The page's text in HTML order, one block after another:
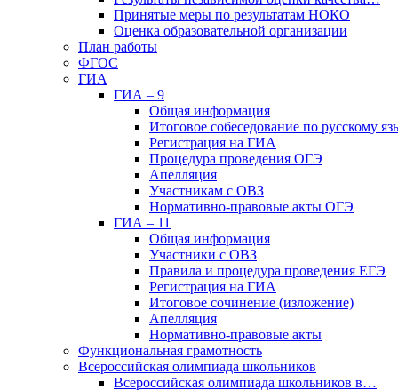
Принятые меры по результатам НОКО
Оценка образовательной организации
План работы
ФГОС
ГИА
ГИА – 9
Общая информация
Итоговое собеседование по русскому
Регистрация на ГИА
Процедура проведения ОГЭ
Апелляция
Участникам с ОВЗ
Нормативно-правовые акты ОГЭ
ГИА – 11
Общая информация
Участники с ОВЗ
Правила и процедура проведения ЕГЭ
Регистрация на ГИА
Итоговое сочинение (изложение)
Апелляция
Нормативно-правовые акты
Функциональная грамотность
Всероссийская олимпиада школьников
Всероссийская олимпиада школьников в…